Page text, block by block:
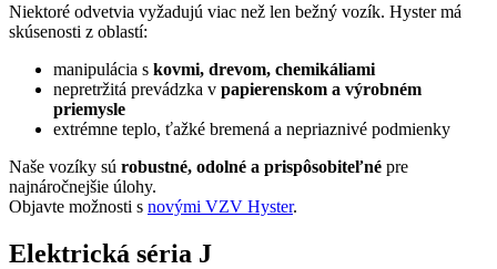
Niektoré odvetvia vyžadujú viac než len bežný vozík. Hyster má
skúsenosti z oblastí:
manipulácia s kovmi, drevom, chemikáliami
nepretržitá prevádzka v papierenskom a výrobném
priemysle
extrémne teplo, ťažké bremená a nepriaznivé podmienky
Naše vozíky sú robustné, odolné a prispôsobiteľné pre
najnáročnejšie úlohy.
Objavte možnosti s novými VZV Hyster.
Elektrická séria J